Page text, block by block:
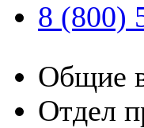
8 (800)
Общие
Отдел